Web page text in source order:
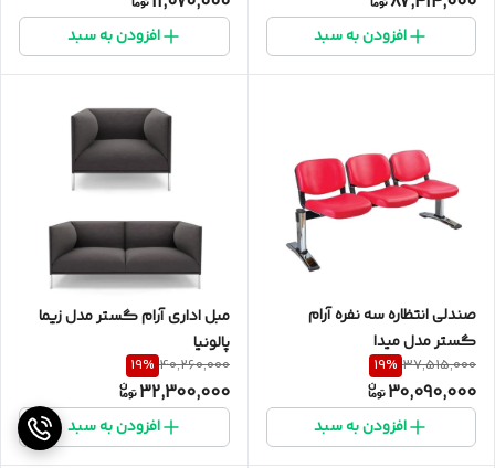
افزودن به سبد افزودن به سبد
صندلی انتظاره سه نفره آرام
گستر مدل میدا
37,515,000
19%
30,090,000
افزودن به سبد
مبل اداری آرام گستر مدل زیما
پالونیا
40,260,000
19%
32,300,000
افزودن به سبد